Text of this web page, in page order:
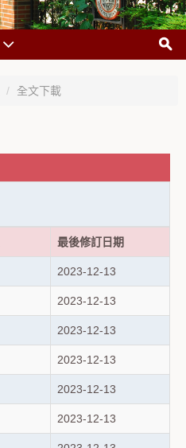
全文下載
最後修訂日期
2023-12-13
2023-12-13
2023-12-13
2023-12-13
2023-12-13
2023-12-13